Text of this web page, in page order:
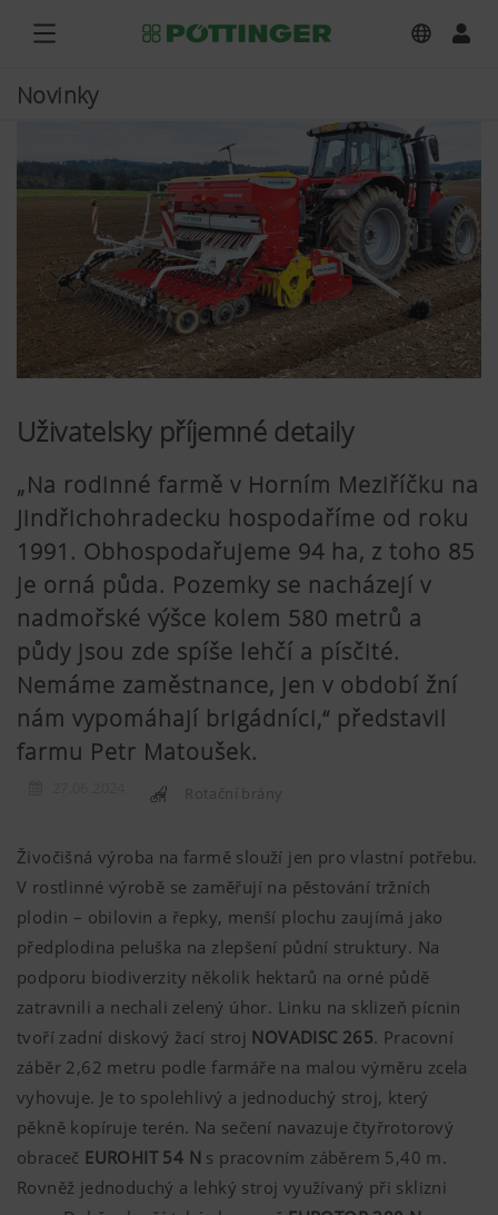
Novinky
Uživatelsky příjemné detaily
„Na rodinné farmě v Horním Meziříčku na
Jindřichohradecku hospodaříme od roku
1991. Obhospodařujeme 94 ha, z toho 85
je orná půda. Pozemky se nacházejí v
nadmořské výšce kolem 580 metrů a
půdy jsou zde spíše lehčí a písčité.
Nemáme zaměstnance, jen v období žní
nám vypomáhají brigádníci,“ představil
farmu Petr Matoušek.
Rotační brány
Živočišná výroba na farmě slouží jen pro vlastní potřebu.
V rostlinné výrobě se zaměřují na pěstování tržních
plodin – obilovin a řepky, menší plochu zaujímá jako
předplodina peluška na zlepšení půdní struktury. Na
podporu biodiverzity několik hektarů na orné půdě
zatravnili a nechali zelený úhor. Linku na sklizeň pícnin
tvoří zadní diskový žací stroj NOVADISC 265. Pracovní
záběr 2,62 metru podle farmáře na malou výměru zcela
vyhovuje. Je to spolehlivý a jednoduchý stroj, který
pěkně kopíruje terén. Na sečení navazuje čtyřrotorový
obraceč EUROHIT 54 N s pracovním záběrem 5,40 m.
Rovněž jednoduchý a lehký stroj využívaný při sklizni